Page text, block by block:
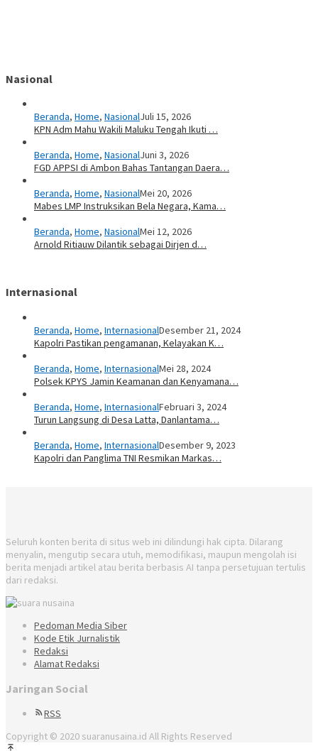
Nasional
Beranda, Home, NasionalJuli 15, 2026
KPN Adm Mahu Wakili Maluku Tengah Ikuti …
Beranda, Home, NasionalJuni 3, 2026
FGD APPSI di Ambon Bahas Tantangan Daera…
Beranda, Home, NasionalMei 20, 2026
Mabes LMP Instruksikan Bela Negara, Kama…
Beranda, Home, NasionalMei 12, 2026
Arnold Ritiauw Dilantik sebagai Dirjen d…
Internasional
Beranda, Home, InternasionalDesember 21, 2024
Kapolri Pastikan pengamanan, Kelayakan K…
Beranda, Home, InternasionalMei 28, 2024
Polsek KPYS Jamin Keamanan dan Kenyamana…
Beranda, Home, InternasionalFebruari 3, 2024
Turun Langsung di Desa Latta, Danlantama…
Beranda, Home, InternasionalDesember 9, 2023
Kapolri dan Panglima TNI Resmikan Markas…
Seluruh konten berita di situs web ini dilindungi hak cipta. Dilarang
menyalin, mengutip secara utuh, memodifikasi, maupun mengolah isi
berita menjadi artikel atau berita berbasis AI tanpa persetujuan tertulis
dari redaksi.
Pedoman Media Siber
Kode Etik Jurnalistik
Redaksi
Alamat Redaksi
Jaringan Social
RSS
Copyright © 2020 suaranusaina.id All Rights Reserved